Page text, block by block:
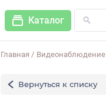
Каталог
Главная / Видеонаблюдение
Вернуться к списку